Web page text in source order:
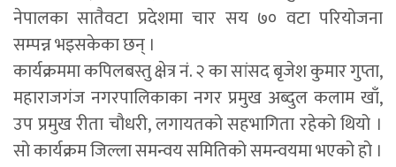
नेपालका सातैवटा प्रदेशमा चार सय ७० वटा परियोजना
सम्पन्न भइसकेका छन् ।
कार्यक्रममा कपिलबस्तु क्षेत्र नं. २ का सांसद बृजेश कुमार गुप्ता,
महाराजगंज नगरपालिकाका नगर प्रमुख अब्दुल कलाम खाँ,
उप प्रमुख रीता चौधरी, लगायतको सहभागिता रहेको थियो ।
सो कार्यक्रम जिल्ला समन्वय समितिको समन्वयमा भएको हो ।